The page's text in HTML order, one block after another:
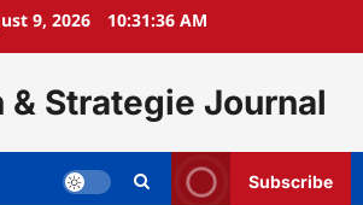
9, 2026 10:31:38 AM
& Strategie Journal
Subscribe